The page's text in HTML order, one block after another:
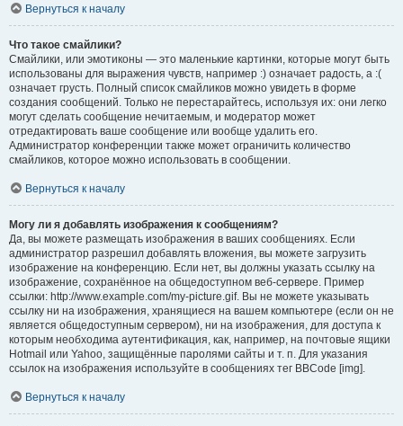
Вернуться к началу
Что такое смайлики?
Смайлики, или эмотиконы — это маленькие картинки, которые могут быть
использованы для выражения чувств, например :) означает радость, а :(
означает грусть. Полный список смайликов можно увидеть в форме
создания сообщений. Только не перестарайтесь, используя их: они легко
могут сделать сообщение нечитаемым, и модератор может
отредактировать ваше сообщение или вообще удалить его.
Администратор конференции также может ограничить количество
смайликов, которое можно использовать в сообщении.
Вернуться к началу
Могу ли я добавлять изображения к сообщениям?
Да, вы можете размещать изображения в ваших сообщениях. Если
администратор разрешил добавлять вложения, вы можете загрузить
изображение на конференцию. Если нет, вы должны указать ссылку на
изображение, сохранённое на общедоступном веб-сервере. Пример
ссылки: http://www.example.com/my-picture.gif. Вы не можете указывать
ссылку ни на изображения, хранящиеся на вашем компьютере (если он не
является общедоступным сервером), ни на изображения, для доступа к
которым необходима аутентификация, как, например, на почтовые ящики
Hotmail или Yahoo, защищённые паролями сайты и т. п. Для указания
ссылок на изображения используйте в сообщениях тег BBCode [img].
Вернуться к началу